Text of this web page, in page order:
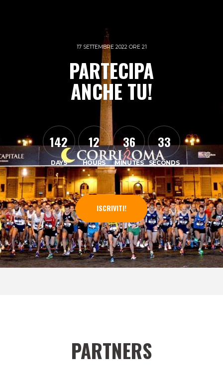
17 SETTEMBRE 2022 ORE 21
PARTECIPA
ANCHE TU!
142
DAYS
12
HOURS
36
MINUTES
34
SECONDS
ISCRIVITI!
PARTNERS